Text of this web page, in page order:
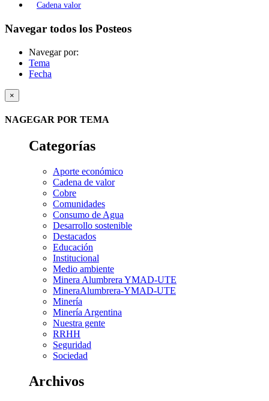
Cadena valor
Navegar todos los Posteos
Navegar por:
Tema
Fecha
×
NAGEGAR POR TEMA
Categorías
Aporte económico
Cadena de valor
Cobre
Comunidades
Consumo de Agua
Desarrollo sostenible
Destacados
Educación
Institucional
Medio ambiente
Minera Alumbrera YMAD-UTE
MineraAlumbrera-YMAD-UTE
Minería
Minería Argentina
Nuestra gente
RRHH
Seguridad
Sociedad
Archivos